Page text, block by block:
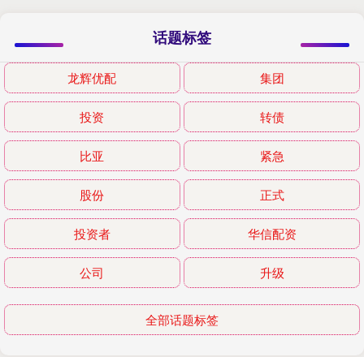
话题标签
龙辉优配 集团
投资 转债
比亚 紧急
股份 正式
投资者 华信配资
公司 升级
全部话题标签